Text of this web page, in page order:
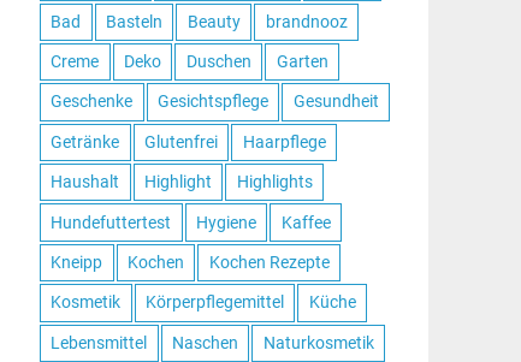
Bad Basteln Beauty brandnooz
Creme Deko Duschen Garten
Geschenke Gesichtspflege Gesundheit
Getränke Glutenfrei Haarpflege
Haushalt Highlight Highlights
Hundefuttertest Hygiene Kaffee
Kneipp Kochen Kochen Rezepte
Kosmetik Körperpflegemittel Küche
Lebensmittel Naschen Naturkosmetik